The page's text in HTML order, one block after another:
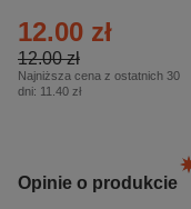
12.00 zł
12.00 zł
Najniższa cena z ostatnich 30
dni: 11.40 zł
Opinie o produkcie